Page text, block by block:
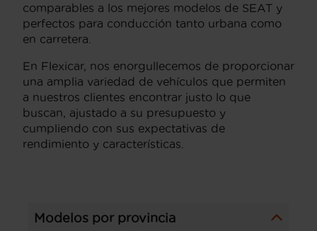
comparables a los mejores modelos de SEAT y
perfectos para conducción tanto urbana como
en carretera.
En Flexicar, nos enorgullecemos de proporcionar
una amplia variedad de vehículos que permiten
a nuestros clientes encontrar justo lo que
buscan, ajustado a su presupuesto y
cumpliendo con sus expectativas de
rendimiento y características.
Modelos por provincia